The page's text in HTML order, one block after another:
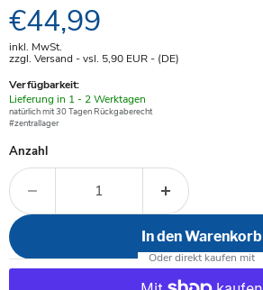
Aktueller Preis
€44,99
inkl. MwSt.
zzgl. Versand - vsl. 5,90 EUR- (DE)
Verfügbarkeit:
Verfügbar
-
Lieferung in 1 - 2 Werktagen
natürlich mit 30 Tagen Rückgaberecht
#zentrallager
Anzahl
In den Warenkorb